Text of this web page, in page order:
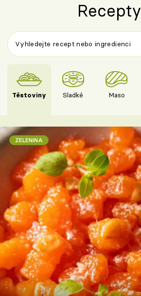
Recepty
Těstoviny Sladké Maso
ZELENINA